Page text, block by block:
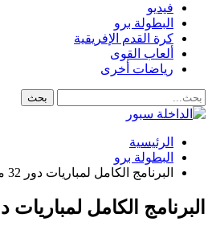
فيديو
البطولة برو
كرة القدم الإفريقية
ألعاب القوى
رياضات أخرى
الرئيسية
البطولة برو
البرنامج الكامل لمباريات دور 32 من كأس العرش بعد نهاية مباريات الدور الرابع
البرنامج الكامل لمباريات دور 32 من كأس العرش بعد نهاية مباريات الدور